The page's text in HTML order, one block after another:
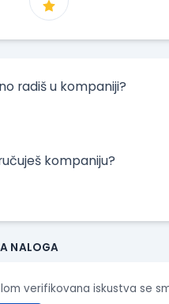
radiš u kompaniji?
kompaniju?
NALOGA
verifikovana iskustva se